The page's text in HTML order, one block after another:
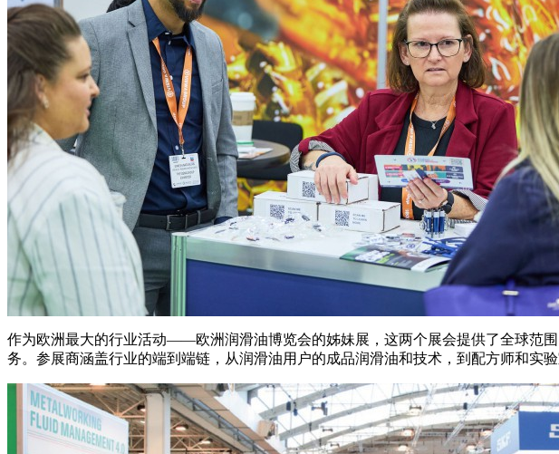
作为欧洲最大的行业活动——欧洲润滑油博览会的姊妹展，这两个展会提供了全球范
务。参展商涵盖行业的端到端链，从润滑油用户的成品润滑油和技术，到配方师和实